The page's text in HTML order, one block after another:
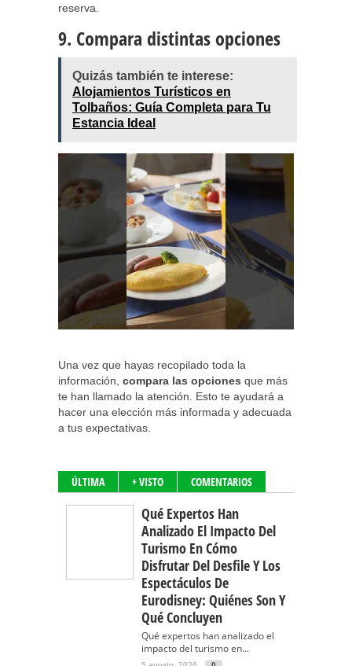
reserva.
9. Compara distintas opciones
Quizás también te interese:
Alojamientos Turísticos en
Tolbaños: Guía Completa para Tu
Estancia Ideal
Una vez que hayas recopilado toda la
información, compara las opciones que más
te han llamado la atención. Esto te ayudará a
hacer una elección más informada y adecuada
a tus expectativas.
ÚLTIMA + VISTO COMENTARIOS
Qué Expertos Han
Analizado El Impacto Del
Turismo En Cómo
Disfrutar Del Desfile Y Los
Espectáculos De
Eurodisney: Quiénes Son Y
Qué Concluyen
Qué expertos han analizado el
impacto del turismo en...